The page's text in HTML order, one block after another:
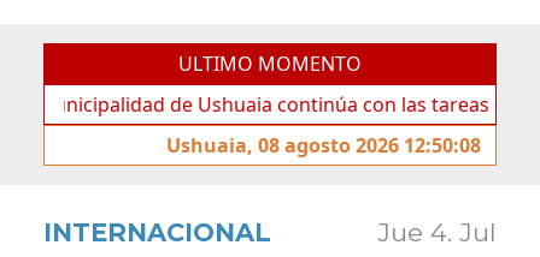
ULTIMO MOMENTO
de Ushuaia continúa con las tareas de
Ushuaia, 08 agosto 2026 12:50:08
INTERNACIONAL Jue 4. Jul